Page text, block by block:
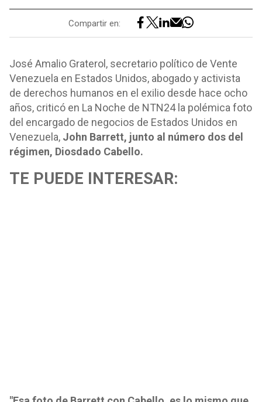
Compartir en:
José Amalio Graterol, secretario político de Vente
Venezuela en Estados Unidos, abogado y activista
de derechos humanos en el exilio desde hace ocho
años, criticó en La Noche de NTN24 la polémica foto
del encargado de negocios de Estados Unidos en
Venezuela, John Barrett, junto al número dos del
régimen, Diosdado Cabello.
TE PUEDE INTERESAR: